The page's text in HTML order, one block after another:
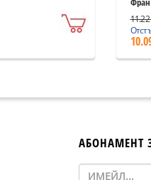
АБОНАМЕНТ